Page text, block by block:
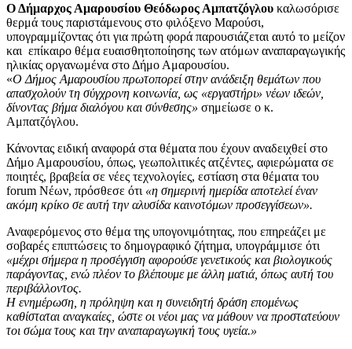
Ο Δήμαρχος Αμαρουσίου Θεόδωρος Αμπατζόγλου καλωσόρισε
θερμά τους παριστάμενους στο φιλόξενο Μαρούσι,
υπογραμμίζοντας ότι για πρώτη φορά παρουσιάζεται αυτό το μείζον
και επίκαιρο θέμα ευαισθητοποίησης των ατόμων αναπαραγωγικής
ηλικίας οργανωμένα στο Δήμο Αμαρουσίου.
«Ο Δήμος Αμαρουσίου πρωτοπορεί στην ανάδειξη θεμάτων που
απασχολούν τη σύγχρονη κοινωνία, ως «εργαστήρι» νέων ιδεών,
δίνοντας βήμα διαλόγου και σύνθεσης» σημείωσε ο κ.
Αμπατζόγλου.
Κάνοντας ειδική αναφορά στα θέματα που έχουν αναδειχθεί στο
Δήμο Αμαρουσίου, όπως, γεωπολιτικές ατζέντες, αφιερώματα σε
ποιητές, βραβεία σε νέες τεχνολογίες, εστίαση στα θέματα του
forum Νέων, πρόσθεσε ότι «η σημερινή ημερίδα αποτελεί έναν
ακόμη κρίκο σε αυτή την αλυσίδα καινοτόμων προσεγγίσεων».
Αναφερόμενος στο θέμα της υπογονιμότητας, που επηρεάζει με
σοβαρές επιπτώσεις το δημογραφικό ζήτημα, υπογράμμισε ότι
«μέχρι σήμερα η προσέγγιση αφορούσε γενετικούς και βιολογικούς
παράγοντας, ενώ πλέον το βλέπουμε με άλλη ματιά, όπως αυτή του
περιβάλλοντος.
Η ενημέρωση, η πρόληψη και η συνειδητή δράση επομένως
καθίσταται αναγκαίες, ώστε οι νέοι μας να μάθουν να προστατεύουν
τοι σώμα τους και την αναπαραγωγική τους υγεία.»